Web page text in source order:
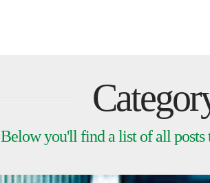
Below you'll find a list of all posts